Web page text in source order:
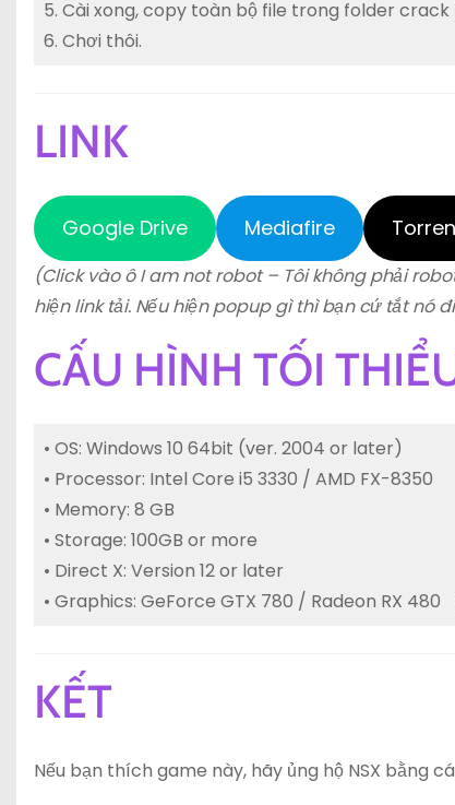
5. Cài xong, copy toàn bộ file trong folder
6. Chơi thôi.
LINK
Google Drive Mediafire
(Click vào ô I am not robot – Tôi không phải
hiện link tải. Nếu hiện popup gì thì bạn cứ tắt nó
CẤU HÌNH TỐI
• OS: Windows 10 64bit (ver. 2004 or later)
• Processor: Intel Core i5 3330 / AMD FX-8350
• Memory: 8 GB
• Storage: 100GB or more
• Direct X: Version 12 or later
• Graphics: GeForce GTX 780 / Radeon RX 480
KẾT
Nếu bạn thích game này, hãy ủng hộ NSX bằng